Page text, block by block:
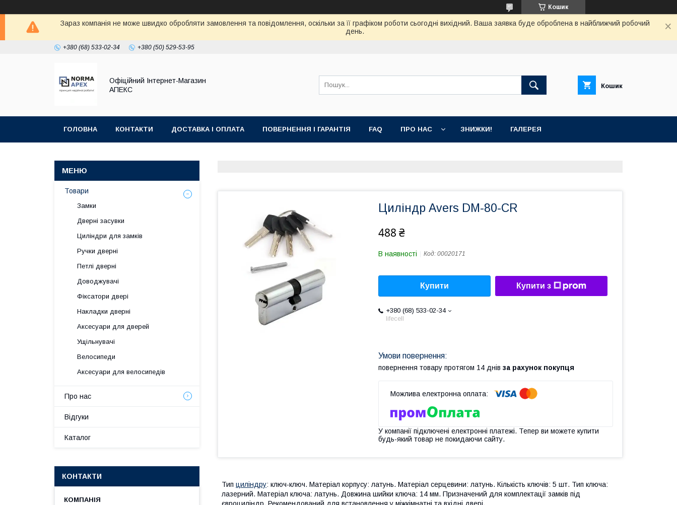
Кошик
Зараз компанія не може швидко обробляти замовлення та повідомлення, оскільки за її графіком роботи сьогодні вихідний. Ваша заявка буде оброблена в найближчий робочий
день.
+380 (68) 533-02-34 +380 (50) 529-53-95
Офіційний Інтернет-Магазин
АПЕКС
Кошик
ГОЛОВНА КОНТАКТИ ДОСТАВКА І ОПЛАТА ПОВЕРНЕННЯ І ГАРАНТІЯ FAQ ПРО НАС ЗНИЖКИ! ГАЛЕРЕЯ
Циліндр Avers DM-80-CR
488 ₴
В наявності Код: 00020171
Купити Купити з
+380 (68) 533-02-34
lifecell
повернення товару протягом 14 днів за рахунок покупця
У компанії підключені електронні платежі. Тепер ви можете купити
будь-який товар не покидаючи сайту.
Тип циліндру: ключ-ключ. Матеріал корпусу: латунь. Матеріал серцевини: латунь. Кількість ключів: 5 шт. Тип ключа:
лазерний. Матеріал ключа: латунь. Довжина шийки ключа: 14 мм. Призначений для комплектації замків під
євроциліндр. Рекомендований для встановлення у міжкімнатні та вхідні двері.
Товари
Замки
Дверні засувки
Циліндри для замків
Ручки дверні
Петлі дверні
Доводжувачі
Фіксатори двері
Накладки дверні
Аксесуари для дверей
Ущільнувачі
Велосипеди
Аксесуари для велосипедів
Про нас
Відгуки
Каталог
КОНТАКТИ